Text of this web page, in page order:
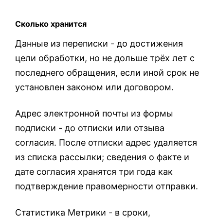
Сколько хранится
Данные из переписки - до достижения
цели обработки, но не дольше трёх лет с
последнего обращения, если иной срок не
установлен законом или договором.
Адрес электронной почты из формы
подписки - до отписки или отзыва
согласия. После отписки адрес удаляется
из списка рассылки; сведения о факте и
дате согласия хранятся три года как
подтверждение правомерности отправки.
Статистика Метрики - в сроки,